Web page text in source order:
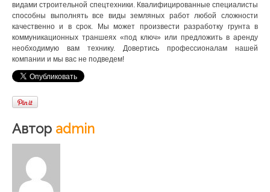
видами строительной спецтехники. Квалифицированные специалисты
способны выполнять все виды земляных работ любой сложности
качественно и в срок. Мы может произвести разработку грунта в
коммуникационных траншеях «под ключ» или предложить в аренду
необходимую вам технику. Довертись профессионалам нашей
компании и мы вас не подведем!
Автор admin